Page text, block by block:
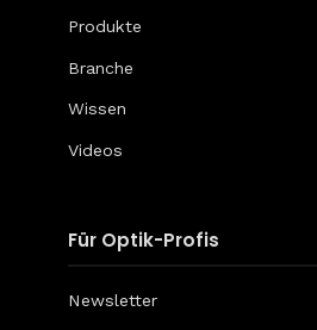
Produkte
Branche
Wissen
Videos
Für Optik-Profis
Newsletter